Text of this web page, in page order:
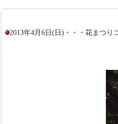
2013年4月6日(日)・・・花